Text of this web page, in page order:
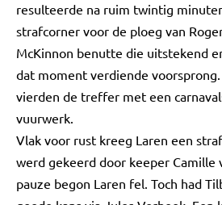
resulteerde na ruim twintig
strafcorner voor de ploeg van
McKinnon benutte die uitstekend
dat moment verdiende
vierden de treffer met een
vuurwerk.
Vlak voor rust kreeg Laren een
werd gekeerd door keeper Camille
pauze begon Laren fel. Toch had